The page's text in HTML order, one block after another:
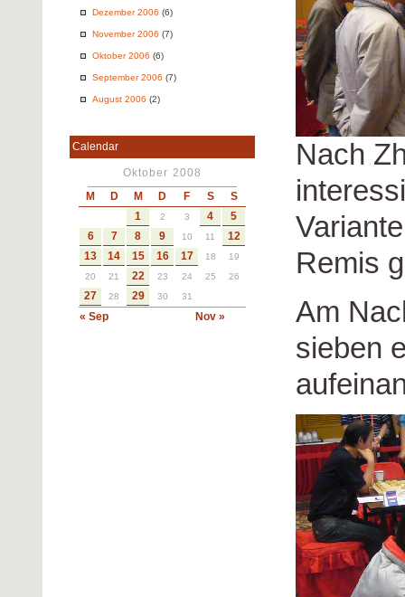
Dezember 2006 (6)
November 2006 (7)
Oktober 2006 (6)
September 2006 (7)
August 2006 (2)
Calendar
Oktober 2008
M D M D F S S
« Sep Nov »
1 2 3 4
5
6
7 8 9 10 11
12
13
14 15 16 17 18
19
20
21 22 23 24 25 26
27 28 29 30 31
Nach
Remis
Am
sieben